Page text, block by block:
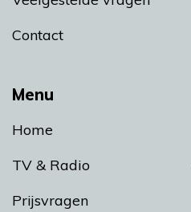
Menu
Home
TV & Radio
Prijsvragen
Contact